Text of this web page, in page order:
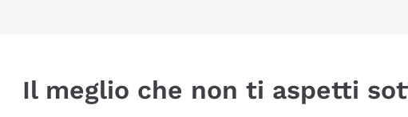
Il meglio che non ti aspetti